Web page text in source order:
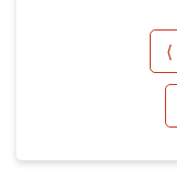
⟨